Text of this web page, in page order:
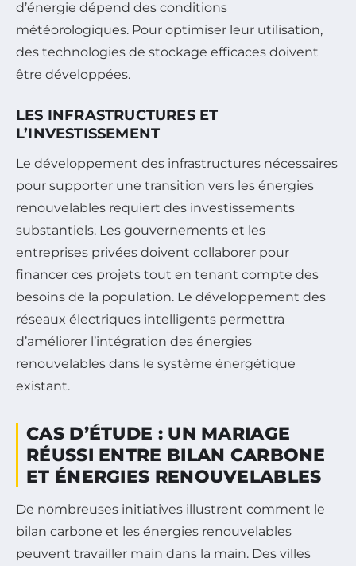
d’énergie dépend des conditions
météorologiques. Pour optimiser leur utilisation,
des technologies de stockage efficaces doivent
être développées.
LES INFRASTRUCTURES ET
L’INVESTISSEMENT
Le développement des infrastructures nécessaires
pour supporter une transition vers les énergies
renouvelables requiert des investissements
substantiels. Les gouvernements et les
entreprises privées doivent collaborer pour
financer ces projets tout en tenant compte des
besoins de la population. Le développement des
réseaux électriques intelligents permettra
d’améliorer l’intégration des énergies
renouvelables dans le système énergétique
existant.
CAS D’ÉTUDE : UN MARIAGE
RÉUSSI ENTRE BILAN CARBONE
ET ÉNERGIES RENOUVELABLES
De nombreuses initiatives illustrent comment le
bilan carbone et les énergies renouvelables
peuvent travailler main dans la main. Des villes